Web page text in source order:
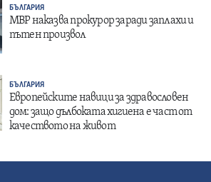
БЪЛГАРИЯ
МВР наказва прокурор заради заплахи и
пътен произвол
БЪЛГАРИЯ
Европейските навици за здравословен
дом: защо дълбоката хигиена е част от
качеството на живот